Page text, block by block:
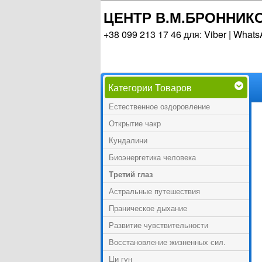
ЦЕНТР
+38 099 213 17 46 для: Viber |
Категории Товаров
Естественное оздоровление
Открытие чакр
Кундалини
Биоэнергетика человека
Третий глаз
Астральные путешествия
Праническое дыхание
Развитие чувствительности
Восстановление жизненных сил.
Ци гун